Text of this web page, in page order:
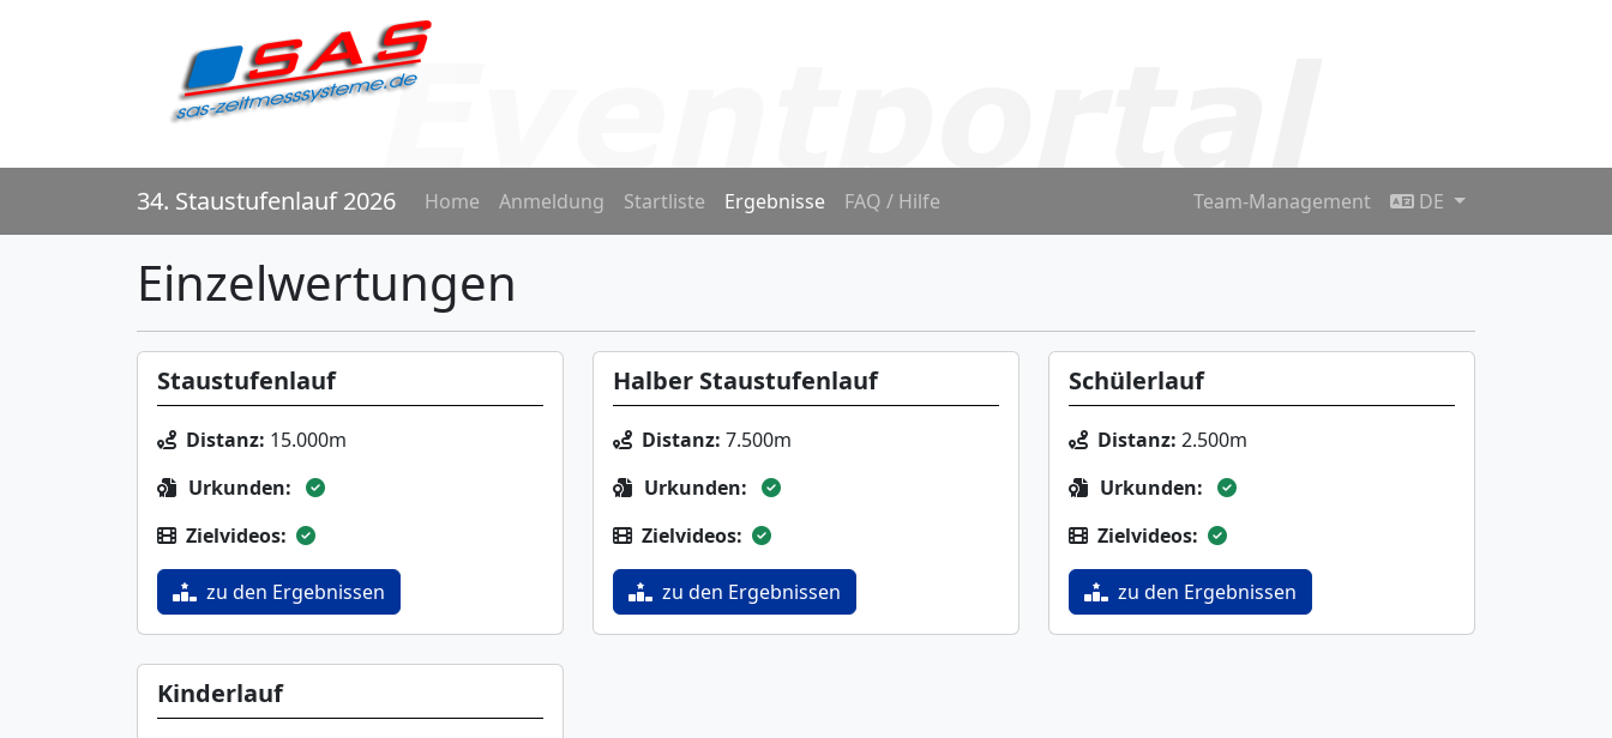
34. Staustufenlauf 2026 Home Anmeldung Startliste Ergebnisse FAQ / Hilfe Team-Management DE
Einzelwertungen
Staustufenlauf
Distanz: 15.000m
Urkunden:
Zielvideos:
zu den Ergebnissen
Halber Staustufenlauf
Distanz: 7.500m
Urkunden:
Zielvideos:
zu den Ergebnissen
Schülerlauf
Distanz: 2.500m
Urkunden:
Zielvideos:
zu den Ergebnissen
Kinderlauf